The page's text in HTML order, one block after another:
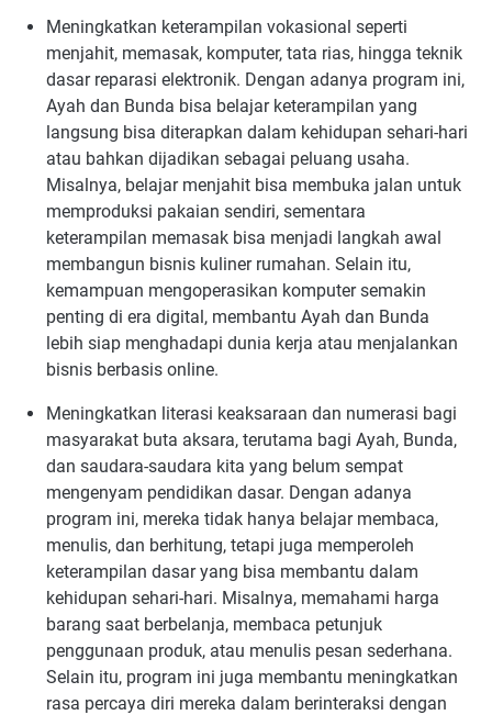
Meningkatkan keterampilan vokasional seperti
menjahit, memasak, komputer, tata rias, hingga teknik
dasar reparasi elektronik. Dengan adanya program ini,
Ayah dan Bunda bisa belajar keterampilan yang
langsung bisa diterapkan dalam kehidupan sehari-hari
atau bahkan dijadikan sebagai peluang usaha.
Misalnya, belajar menjahit bisa membuka jalan untuk
memproduksi pakaian sendiri, sementara
keterampilan memasak bisa menjadi langkah awal
membangun bisnis kuliner rumahan. Selain itu,
kemampuan mengoperasikan komputer semakin
penting di era digital, membantu Ayah dan Bunda
lebih siap menghadapi dunia kerja atau menjalankan
bisnis berbasis online.
Meningkatkan literasi keaksaraan dan numerasi bagi
masyarakat buta aksara, terutama bagi Ayah, Bunda,
dan saudara-saudara kita yang belum sempat
mengenyam pendidikan dasar. Dengan adanya
program ini, mereka tidak hanya belajar membaca,
menulis, dan berhitung, tetapi juga memperoleh
keterampilan dasar yang bisa membantu dalam
kehidupan sehari-hari. Misalnya, memahami harga
barang saat berbelanja, membaca petunjuk
penggunaan produk, atau menulis pesan sederhana.
Selain itu, program ini juga membantu meningkatkan
rasa percaya diri mereka dalam berinteraksi dengan